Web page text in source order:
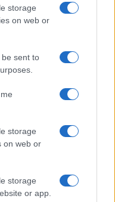
storage
on web or
sent to
storage
on web or
storage
or app.
ασυλίας 11 εν
Δημοκρατίας
της
Βουλής.